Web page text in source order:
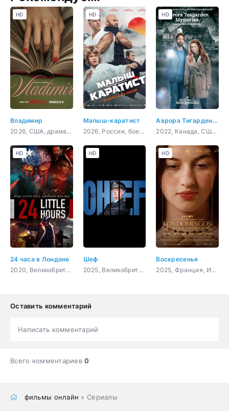
Владимир
2026, США, драма, комедия
HD
Малыш-каратист
2026, Россия, боевик, драма, спорт, семейный
HD
Аврора Тигарден: дом с привидением
2022, Канада, США, криминал, детектив
HD
24 часа в Лондоне
2020, Великобритания, боевик, триллер, драма, криминал
HD
Шеф
2025, Великобритания, комедия
HD
Воскресенья
2025, Франция, Испания, триллер, драма
HD
Оставить комментарий
Написать комментарий
Всего комментариев0
фильмы онлайн » Сериалы